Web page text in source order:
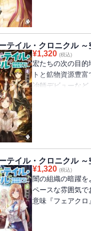
テイル・クロニクル
¥1,320 (税込)
宏たちの次の目
トと鉱物資源豊
冶師デビューな
マ工房・精錬祭
テイル・クロニクル
¥1,320 (税込)
闇の組織の暗躍
ペースな雰囲気で
意味『フェアクロ